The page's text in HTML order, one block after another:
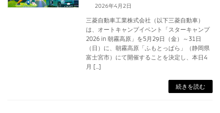
2026年4月2日
三菱自動車工業株式会社（以下三菱自動車）
は、オートキャンプイベント「スターキャンプ
2026 in 朝霧高原」を5月29日（金）～31日
（日）に、朝霧高原「ふもとっぱら」（静岡県
富士宮市）にて開催することを決定し、本日4
月 […]
続きを読む